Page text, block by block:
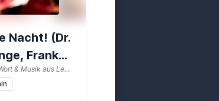
Nacht! (Dr.
Frank
St.St. Nicolai IM OHR. Wort & Musik aus Lemgo